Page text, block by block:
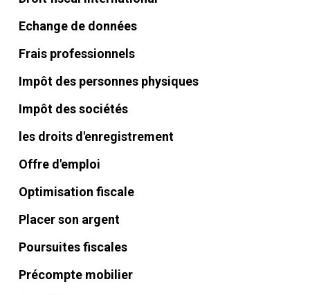
Echange de données
Frais professionnels
Impôt des personnes physiques
Impôt des sociétés
les droits d'enregistrement
Offre d'emploi
Optimisation fiscale
Placer son argent
Poursuites fiscales
Précompte mobilier